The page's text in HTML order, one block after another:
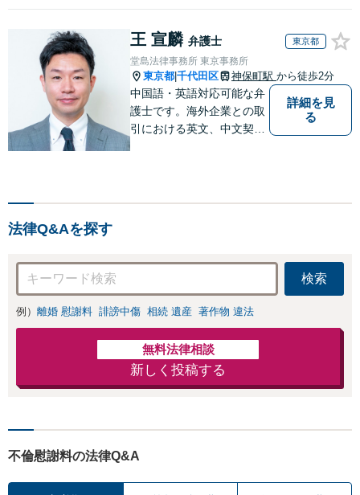
負担を軽減「弁護
士の交渉で慰謝料
金額アップ／減額
交渉も対応可」
【完全個室対応】
報開示請求をおこ
お店の風評被害対
策／売り上げ低下
防止のために尽
力」加害者側の対
応可：開示請求の
意見照会が来たと
きの対処法、被害
王 宣麟 弁護士 東京都
堂島法律事務所 東京事務所
東京都 千代田区 神保町駅 から徒歩2分
中国語・英語対応可能な弁
護士です。海外企業との取
引における英文、中文契約
詳細を見
る
法律Q&Aを探す
検索
例） 離婚 慰謝料 誹謗中傷 相続 遺産 著作物 違法
無料法律相談
新しく投稿する
不倫慰謝料の法律Q&A